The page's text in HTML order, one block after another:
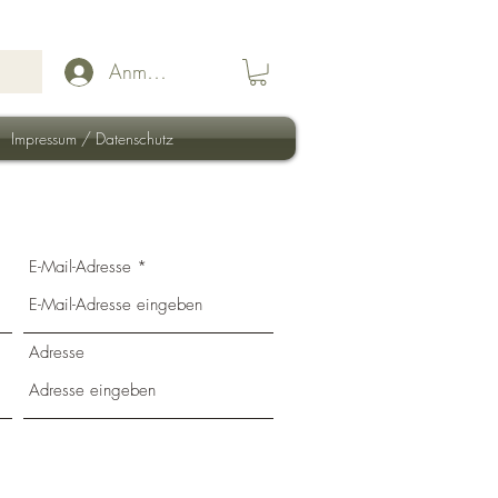
Anmelden
Impressum / Datenschutz
E-Mail-Adresse
Adresse